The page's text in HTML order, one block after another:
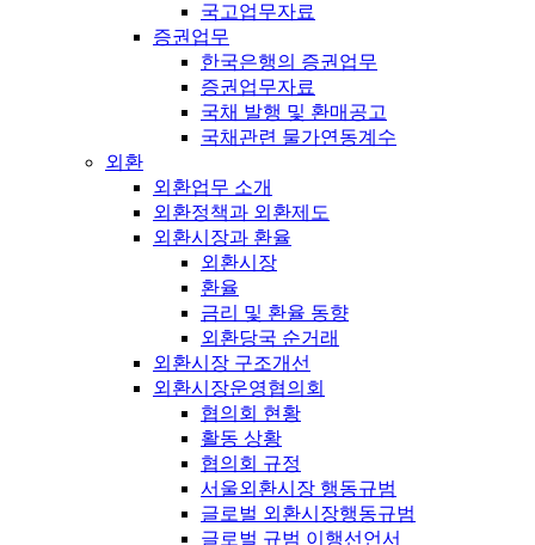
국고업무자료
증권업무
한국은행의 증권업무
증권업무자료
국채 발행 및 환매공고
국채관련 물가연동계수
외환
외환업무 소개
외환정책과 외환제도
외환시장과 환율
외환시장
환율
금리 및 환율 동향
외환당국 순거래
외환시장 구조개선
외환시장운영협의회
협의회 현황
활동 상황
협의회 규정
서울외환시장 행동규범
글로벌 외환시장행동규범
글로벌 규범 이행선언서